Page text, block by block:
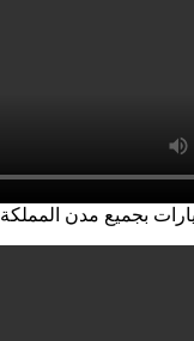
بجميع مدن المملكة